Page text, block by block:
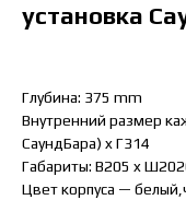
установка
Глубина: 375 mm
Внутренний размер
СаундБара) x Г314
Габариты: B205 x
Цвет корпуса —